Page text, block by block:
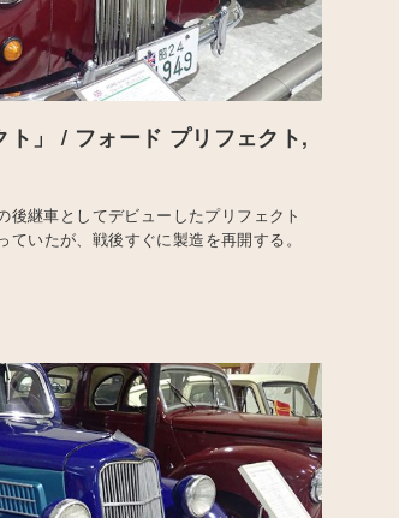
」 / フォード プリフェクト,
継車としてデビューしたプリフェクト
いたが、戦後すぐに製造を再開する。